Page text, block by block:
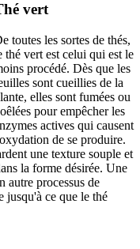
vert
toutes les sortes de thés,
thé vert est celui qui est le
procédé. Dès que les
sont cueillies de la
elles sont fumées ou
pour empêcher les
actives qui causent
de se produire.
une texture souple et
la forme désirée. Une
autre processus de
jusqu'à ce que le thé